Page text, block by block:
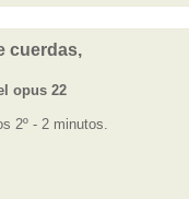
cuerdas,
opus 22
2º - 2 minutos.